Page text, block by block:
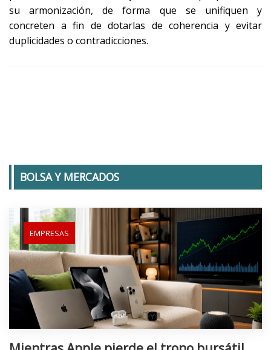
su armonización, de forma que se unifiquen y
concreten a fin de dotarlas de coherencia y evitar
duplicidades o contradicciones.
BOLSA Y MERCADOS
EMPRESAS